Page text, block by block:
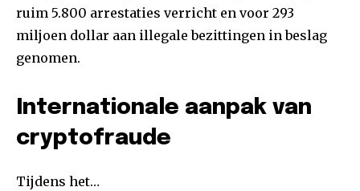
ruim 5.800 arrestaties verricht en voor 293
miljoen dollar aan illegale bezittingen in beslag
genomen.
Internationale aanpak van
cryptofraude
Tijdens het…